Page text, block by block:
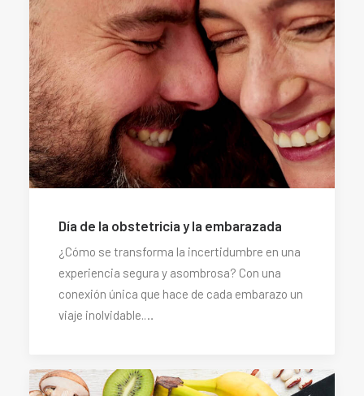
Día de la obstetricia y la embarazada
¿Cómo se transforma la incertidumbre en una
experiencia segura y asombrosa? Con una
conexión única que hace de cada embarazo un
viaje inolvidable.…